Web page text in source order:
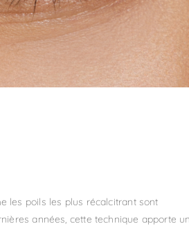
les poils les plus récalcitrant sont
années, cette technique apporte un